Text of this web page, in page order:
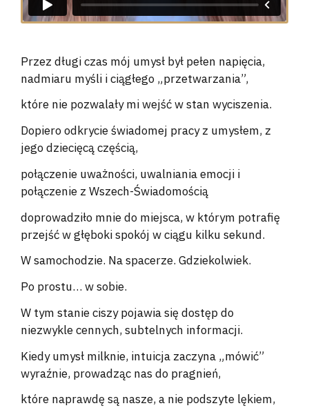
Przez długi czas mój umysł był pełen napięcia,
nadmiaru myśli i ciągłego „przetwarzania”,
które nie pozwalały mi wejść w stan wyciszenia.
Dopiero odkrycie świadomej pracy z umysłem, z
jego dziecięcą częścią,
połączenie uważności, uwalniania emocji i
połączenie z Wszech-Świadomością
doprowadziło mnie do miejsca, w którym potrafię
przejść w głęboki spokój w ciągu kilku sekund.
W samochodzie. Na spacerze. Gdziekolwiek.
Po prostu… w sobie.
W tym stanie ciszy pojawia się dostęp do
niezwykle cennych, subtelnych informacji.
Kiedy umysł milknie, intuicja zaczyna „mówić”
wyraźnie, prowadząc nas do pragnień,
które naprawdę są nasze, a nie podszyte lękiem,